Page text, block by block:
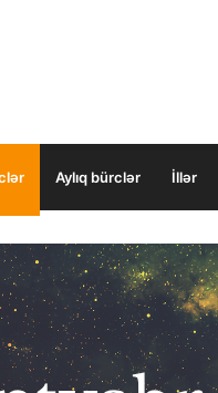
Aylıq bürclər İllər